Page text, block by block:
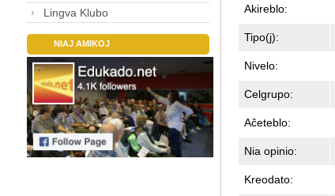
Lingva Klubo
NIAJ AMIKOJ
Akireblo:
Tipo(j):
Nivelo:
Celgrupo:
Aĉeteblo:
Nia opinio:
Kreodato: